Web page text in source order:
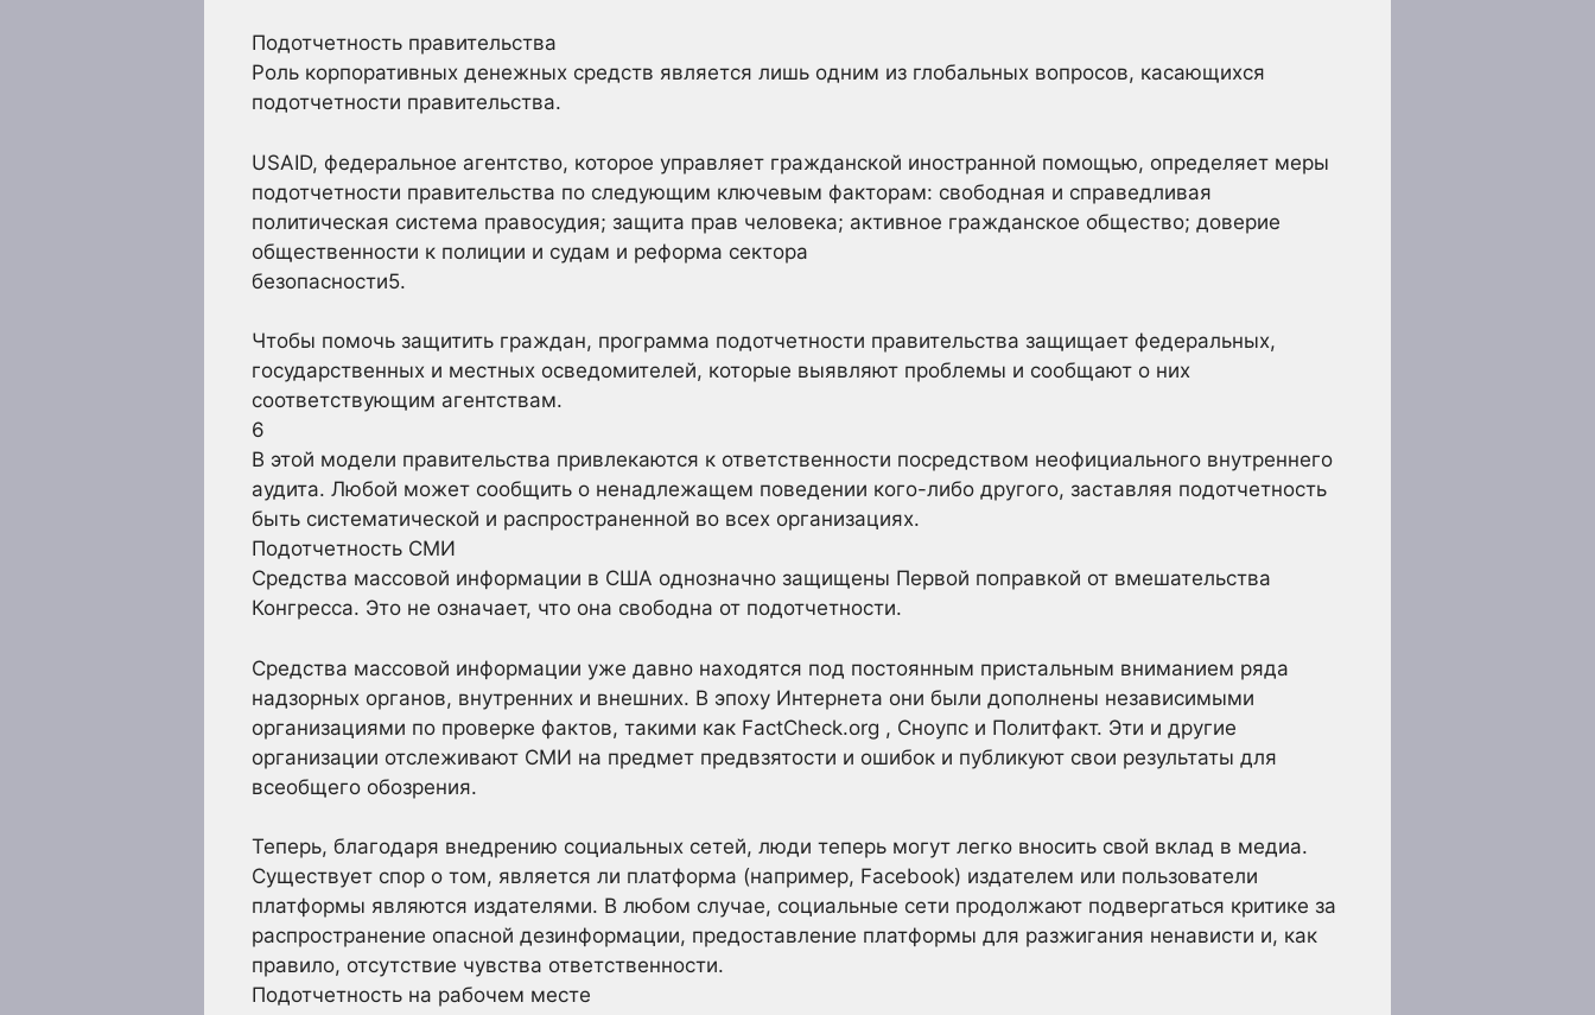
Подотчетность правительства
Роль корпоративных денежных средств является лишь одним из глобальных вопросов, касающихся
подотчетности правительства.
USAID, федеральное агентство, которое управляет гражданской иностранной помощью, определяет меры
подотчетности правительства по следующим ключевым факторам: свободная и справедливая
политическая система правосудия; защита прав человека; активное гражданское общество; доверие
общественности к полиции и судам и реформа сектора
безопасности5.
Чтобы помочь защитить граждан, программа подотчетности правительства защищает федеральных,
государственных и местных осведомителей, которые выявляют проблемы и сообщают о них
соответствующим агентствам.
6
В этой модели правительства привлекаются к ответственности посредством неофициального внутреннего
аудита. Любой может сообщить о ненадлежащем поведении кого-либо другого, заставляя подотчетность
быть систематической и распространенной во всех организациях.
Подотчетность СМИ
Средства массовой информации в США однозначно защищены Первой поправкой от вмешательства
Конгресса. Это не означает, что она свободна от подотчетности.
Средства массовой информации уже давно находятся под постоянным пристальным вниманием ряда
надзорных органов, внутренних и внешних. В эпоху Интернета они были дополнены независимыми
организациями по проверке фактов, такими как FactCheck.org , Сноупс и Политфакт. Эти и другие
организации отслеживают СМИ на предмет предвзятости и ошибок и публикуют свои результаты для
всеобщего обозрения.
Теперь, благодаря внедрению социальных сетей, люди теперь могут легко вносить свой вклад в медиа.
Существует спор о том, является ли платформа (например, Facebook) издателем или пользователи
платформы являются издателями. В любом случае, социальные сети продолжают подвергаться критике за
распространение опасной дезинформации, предоставление платформы для разжигания ненависти и, как
правило, отсутствие чувства ответственности.
Подотчетность на рабочем месте